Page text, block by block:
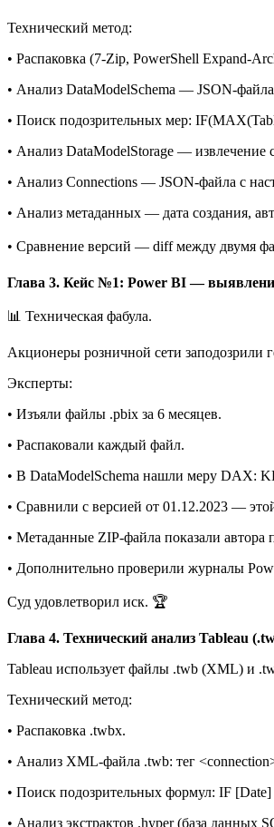
Технический метод:
• Распаковка (7-Zip, PowerShell Expand-
• Анализ DataModelSchema — JSON-
• Поиск подозрительных мер:
• Анализ DataModelStorage —
• Анализ Connections — JSON-файла с
• Анализ метаданных — дата создания,
• Сравнение версий — diff между двумя
Глава 3. Кейс №1: Power BI —
📊 Техническая фабула.
Акционеры розничной сети заподозрили
Эксперты:
• Изъяли файлы .pbix за 6 месяцев.
• Распаковали каждый файл.
• В DataModelSchema нашли меру DAX:
• Сравнили с версией от 01.12.2023 —
• Метаданные ZIP-файла показали автора
• Дополнительно проверили журналы
Суд удовлетворил иск. 🏆
Глава 4. Технический анализ Tableau
Tableau использует файлы .twb (XML) и
Технический метод:
• Распаковка .twbx.
• Анализ XML-файла .twb: тег
• Поиск подозрительных формул: IF
• Анализ экстрактов .hyper (база